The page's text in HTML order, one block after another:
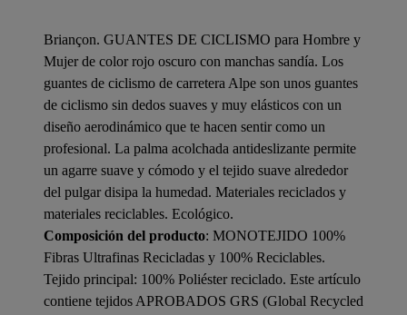
Briançon. GUANTES DE CICLISMO para Hombre y
Mujer de color rojo oscuro con manchas sandía. Los
guantes de ciclismo de carretera Alpe son unos guantes
de ciclismo sin dedos suaves y muy elásticos con un
diseño aerodinámico que te hacen sentir como un
profesional. La palma acolchada antideslizante permite
un agarre suave y cómodo y el tejido suave alrededor
del pulgar disipa la humedad. Materiales reciclados y
materiales reciclables. Ecológico.
Composición del producto: MONOTEJIDO 100%
Fibras Ultrafinas Recicladas y 100% Reciclables.
Tejido principal: 100% Poliéster reciclado. Este artículo
contiene tejidos APROBADOS GRS (Global Recycled